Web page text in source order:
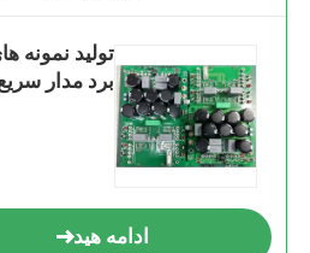
برد مدار
ادامه هید